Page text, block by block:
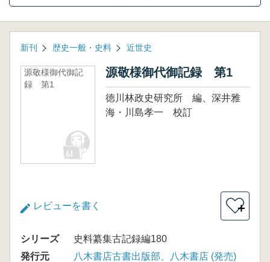
新刊 歴史一般・史料 近世史
源敬様御代御記
録 第1
源敬様御代御記録 第1
徳川林政史研究所 編、深井雅
海・川島孝一 校訂
レビューを書く ＋
シリーズ
史料纂集古記録編180
発行元
八木書店古書出版部、八木書店 (発売)